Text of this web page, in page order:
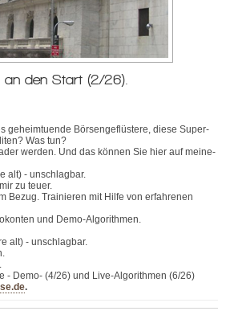
an den Start (2/26).
geheimtuende Börsengeflüstere, diese Super-
Was tun?
werden. Und das können Sie hier auf meine-
alt) - unschlagbar.
zu teuer.
Bezug. Trainieren mit Hilfe von erfahrenen
und Demo-Algorithmen.
alt) - unschlagbar.
- Demo- (4/26) und Live-Algorithmen (6/26)
.